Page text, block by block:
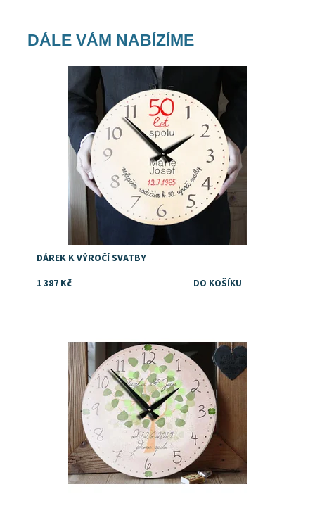
DÁLE VÁM NABÍZÍME
Dostupnost:
Skladem
Značka:
DejDar
DÁREK K VÝROČÍ SVATBY
1 387 Kč